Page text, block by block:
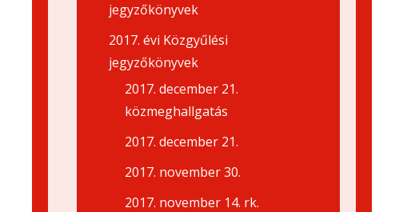
jegyzőkönyvek
2017. évi Közgyűlési
jegyzőkönyvek
2017. december 21.
közmeghallgatás
2017. december 21.
2017. november 30.
2017. november 14. rk.